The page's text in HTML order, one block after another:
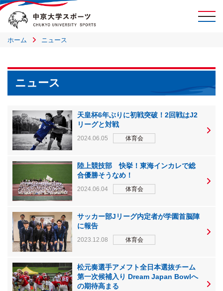
ホーム ニュース
ニュース
天皇杯6年ぶりに初戦突破！2回戦はJ2
リーグと対戦
2024.06.05 体育会
陸上競技部 快挙！東海インカレで総
合優勝そうなめ！
2024.06.04 体育会
サッカー部Jリーグ内定者が学園首脳陣
に報告
2023.12.08 体育会
松元奏選手アメフト全日本選抜チーム
第一次候補入り Dream Japan Bowlへ
の期待高まる